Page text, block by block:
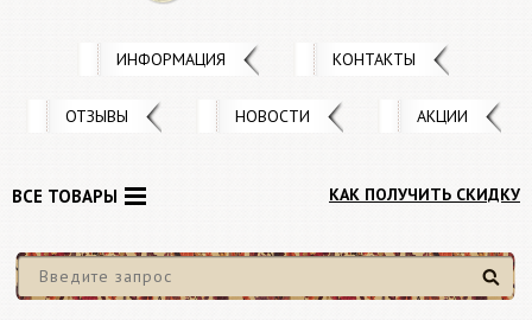
ИНФОРМАЦИЯ КОНТАКТЫ
ОТЗЫВЫ НОВОСТИ АКЦИИ
КАК ПОЛУЧИТЬ СКИДКУ
Найти
ВСЕ ТОВАРЫ